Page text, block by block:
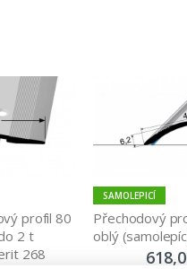
profil 80
2 t
268
SAMOLEPICÍ
Přechodový
oblý